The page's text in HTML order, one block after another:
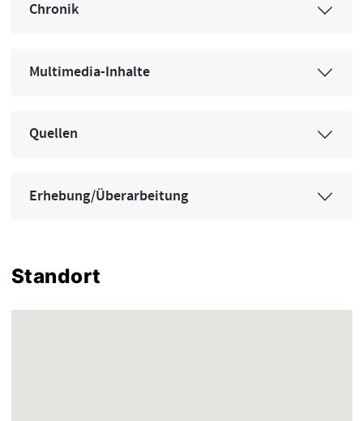
Chronik
Multimedia-Inhalte
Quellen
Erhebung/Überarbeitung
Standort